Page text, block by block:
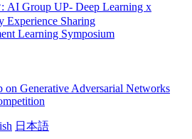
Group UP- Deep Learning x
Experience Sharing
Learning Symposium
on Generative Adversarial Networks
日本語